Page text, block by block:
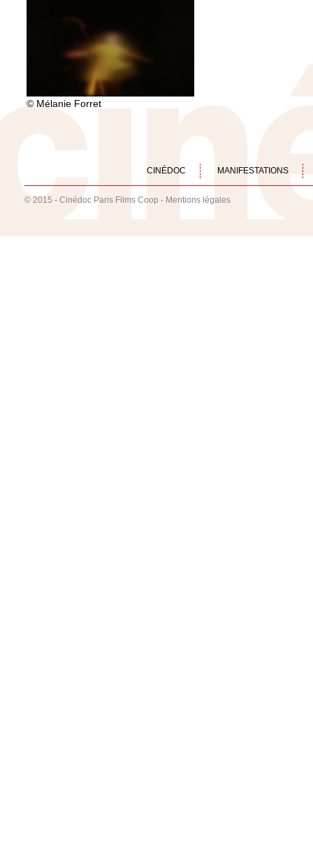
© Mélanie Forret
CINÉDOC MANIFESTATIONS
© 2015 - Cinédoc Paris Films Coop - Mentions légales